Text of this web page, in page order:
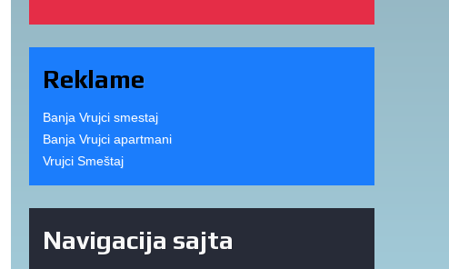
Reklame
Banja Vrujci smestaj
Banja Vrujci apartmani
Vrujci Smeštaj
Navigacija sajta